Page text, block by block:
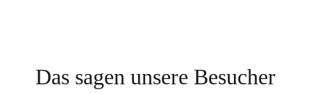
Das sagen unsere Besucher